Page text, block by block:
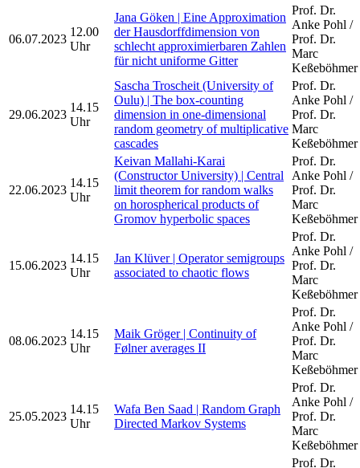
06.07.2023
12.00
Uhr
Jana Göken | Eine Approximation
der Hausdorffdimension von
schlecht approximierbaren Zahlen
für nicht uniforme Gitter
Prof. Dr.
Anke Pohl /
Prof. Dr.
Marc
Keßeböhmer
29.06.2023
14.15
Uhr
Sascha Troscheit (University of
Oulu) | The box-counting
dimension in one-dimensional
random geometry of multiplicative
cascades
Prof. Dr.
Anke Pohl /
Prof. Dr.
Marc
Keßeböhmer
22.06.2023
14.15
Uhr
Keivan Mallahi-Karai
(Constructor University) | Central
limit theorem for random walks
on horospherical products of
Gromov hyperbolic spaces
Prof. Dr.
Anke Pohl /
Prof. Dr.
Marc
Keßeböhmer
15.06.2023
14.15
Uhr
Jan Klüver | Operator semigroups
associated to chaotic flows
Prof. Dr.
Anke Pohl /
Prof. Dr.
Marc
Keßeböhmer
08.06.2023
14.15
Uhr
Maik Gröger | Continuity of
Følner averages II
Prof. Dr.
Anke Pohl /
Prof. Dr.
Marc
Keßeböhmer
25.05.2023
14.15
Uhr
Wafa Ben Saad | Random Graph
Directed Markov Systems
Prof. Dr.
Anke Pohl /
Prof. Dr.
Marc
Keßeböhmer
Prof. Dr.